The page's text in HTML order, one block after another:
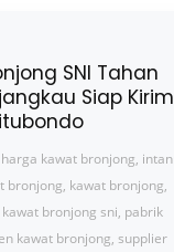
SNI Tahan
Siap Kirim
harga kawat bronjong, intan
bronjong, kawat bronjong,
kawat bronjong sni, pabrik
kawat bronjong, supplier